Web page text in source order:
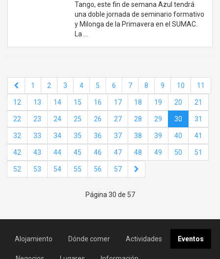
Tango, este fin de semana Azul tendrá
una doble jornada de seminario formativo
y Milonga de la Primavera en el SUMAC.
La …
1 2 3 4 5 6 7 8 9 10 11
12 13 14 15 16 17 18 19 20 21
22 23 24 25 26 27 28 29 30 31
32 33 34 35 36 37 38 39 40 41
42 43 44 45 46 47 48 49 50 51
52 53 54 55 56 57
Página 30 de 57
Alojamiento Dónde comer Actividades Eventos